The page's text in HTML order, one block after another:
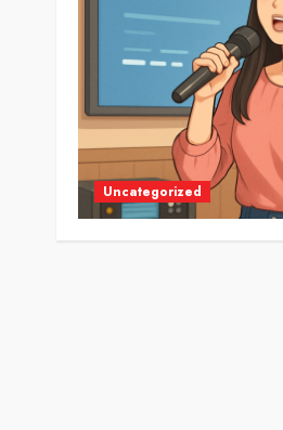
Uncategorized